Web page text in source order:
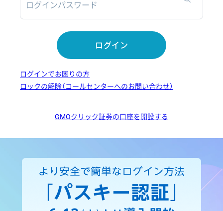
ログインパスワード
ログイン
ログインでお困りの方
ロックの解除（コールセンターへのお問い合わせ）
GMOクリック証券の口座を開設する